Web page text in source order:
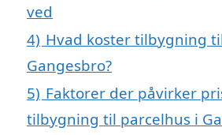
ved
4) Hvad koster tilbygning
Gangesbro?
5) Faktorer der påvirker
tilbygning til parcelhus i